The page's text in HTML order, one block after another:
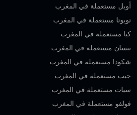
أوبل مستعملة في المغرب
تويوتا مستعملة في المغرب
كيا مستعملة في المغرب
نيسان مستعملة في المغرب
شكودا مستعملة في المغرب
جيب مستعملة في المغرب
سيات مستعملة في المغرب
فولفو مستعملة في المغرب